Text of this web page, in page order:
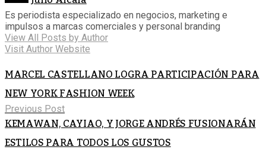
Es periodista especializado en negocios, marketing e
impulsos a marcas comerciales y personal branding
View All Posts by Author
Visit Author Website
MARCEL CASTELLANO LOGRA PARTICIPACIÓN PARA
NEW YORK FASHION WEEK
Previous Post
KEMAWAN, CAYIAO, Y JORGE ANDRÉS FUSIONARÁN
ESTILOS PARA TODOS LOS GUSTOS